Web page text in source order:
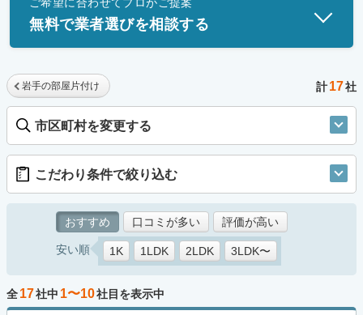
士」資格を持つ事業者のみ掲載しています。
無料で業者選びを相談する
岩手の部屋片付け 計17社
市区町村を変更する
こだわり条件で絞り込む
おすすめ 口コミが多い 評価が高い
安い順 1K 1LDK 2LDK 3LDK〜
全17社中 1〜10社目を表示中